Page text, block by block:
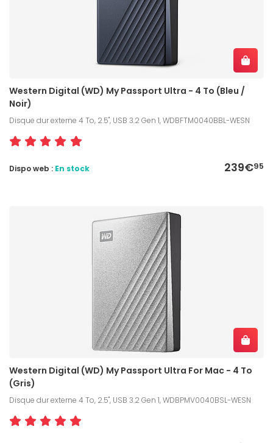
Western Digital (WD) My Passport Ultra - 4 To (Bleu /
Noir)
Disque dur externe 4 To, 2.5", USB 3.2 Gen 1, WDBFTM0040BBL-WESN
239€95
Dispo web : En stock
Western Digital (WD) My Passport Ultra For Mac - 4 To
(Gris)
Disque dur externe 4 To, 2.5", USB 3.2 Gen 1, WDBPMV0040BSL-WESN